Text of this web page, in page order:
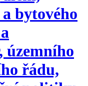
bytového
územního
řádu,